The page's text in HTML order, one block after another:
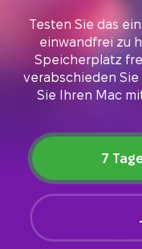
Testen Sie das
einwandfrei zu
Speicherplatz
verabschieden Sie
Sie Ihren Mac
7